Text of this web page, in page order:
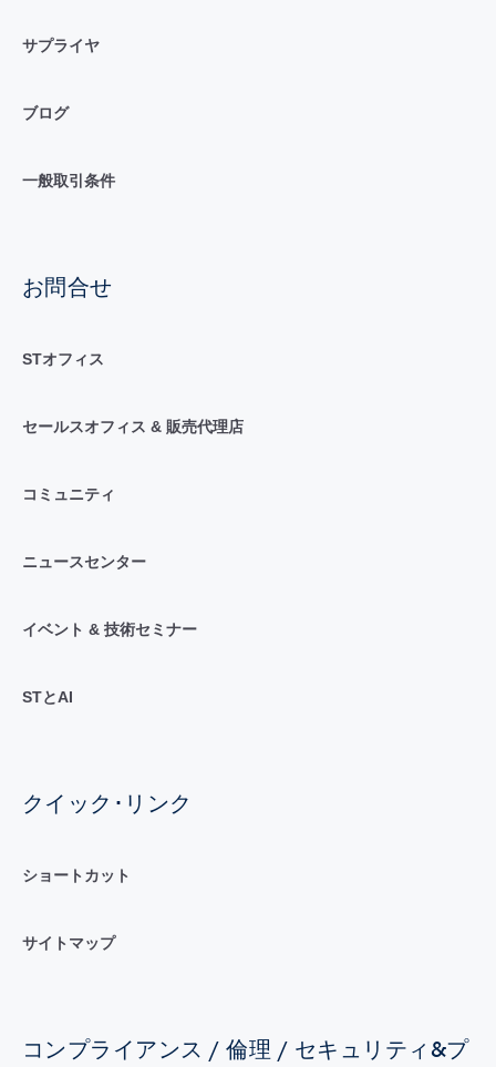
サプライヤ
ブログ
一般取引条件
お問合せ
STオフィス
セールスオフィス & 販売代理店
コミュニティ
ニュースセンター
イベント & 技術セミナー
STとAI
クイック･リンク
ショートカット
サイトマップ
コンプライアンス / 倫理 / セキュリティ&プ